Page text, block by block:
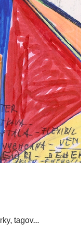
tagov...